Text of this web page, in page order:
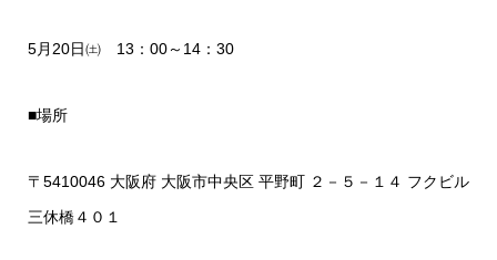
5月20日㈯ 13：00～14：30
■場所
〒5410046 大阪府 大阪市中央区 平野町 ２－５－１４ フクビル
三休橋４０１